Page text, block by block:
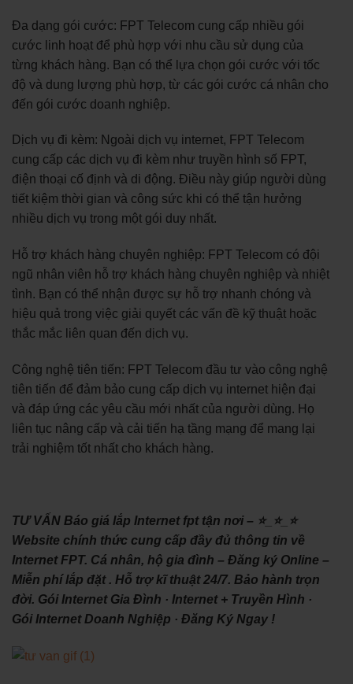
Đa dạng gói cước: FPT Telecom cung cấp nhiều gói
cước linh hoạt để phù hợp với nhu cầu sử dụng của
từng khách hàng. Bạn có thể lựa chọn gói cước với tốc
độ và dung lượng phù hợp, từ các gói cước cá nhân cho
đến gói cước doanh nghiệp.
Dịch vụ đi kèm: Ngoài dịch vụ internet, FPT Telecom
cung cấp các dịch vụ đi kèm như truyền hình số FPT,
điện thoại cố định và di động. Điều này giúp người dùng
tiết kiệm thời gian và công sức khi có thể tận hưởng
nhiều dịch vụ trong một gói duy nhất.
Hỗ trợ khách hàng chuyên nghiệp: FPT Telecom có đội
ngũ nhân viên hỗ trợ khách hàng chuyên nghiệp và nhiệt
tình. Bạn có thể nhận được sự hỗ trợ nhanh chóng và
hiệu quả trong việc giải quyết các vấn đề kỹ thuật hoặc
thắc mắc liên quan đến dịch vụ.
Công nghệ tiên tiến: FPT Telecom đầu tư vào công nghệ
tiên tiến để đảm bảo cung cấp dịch vụ internet hiện đại
và đáp ứng các yêu cầu mới nhất của người dùng. Họ
liên tục nâng cấp và cải tiến hạ tầng mạng để mang lại
trải nghiệm tốt nhất cho khách hàng.
TƯ VẤN Báo giá lắp Internet fpt tận nơi – ⭐_⭐_⭐
Website chính thức cung cấp đầy đủ thông tin về
Internet FPT. Cá nhân, hộ gia đình – Đăng ký Online –
Miễn phí lắp đặt . Hỗ trợ kĩ thuật 24/7. Bảo hành trọn
đời. ‎Gói Internet Gia Đình · ‎Internet + Truyền Hình ·
‎Gói Internet Doanh Nghiệp · ‎Đăng Ký Ngay !